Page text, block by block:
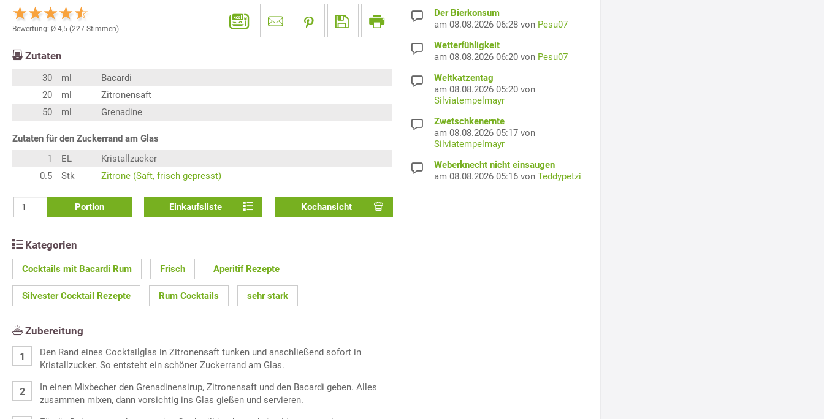
Bewertung: Ø 4,5 (227 Stimmen)
Zutaten
30 ml
Bacardi
20
ml
Zitronensaft
50
ml Grenadine
Zutaten für den Zuckerrand am Glas
1
EL
Kristallzucker
0.5
Stk Zitrone (Saft, frisch gepresst)
Portion Einkaufsliste Kochansicht
Kategorien
Cocktails mit Bacardi Rum Frisch Aperitif Rezepte
Silvester Cocktail Rezepte Rum Cocktails sehr stark
Zubereitung
Den Rand eines Cocktailglas in Zitronensaft tunken und anschließend sofort in
Kristallzucker. So entsteht ein schöner Zuckerrand am Glas.
In einen Mixbecher den Grenadinensirup, Zitronensaft und den Bacardi geben. Alles
zusammen mixen, dann vorsichtig ins Glas gießen und servieren.
Der Bierkonsum
am 08.08.2026 06:28 von Pesu07
Wetterfühligkeit
am 08.08.2026 06:20 von Pesu07
Weltkatzentag
am 08.08.2026 05:20 von
Silviatempelmayr
Zwetschkenernte
am 08.08.2026 05:17 von
Silviatempelmayr
Weberknecht nicht einsaugen
am 08.08.2026 05:16 von Teddypetzi